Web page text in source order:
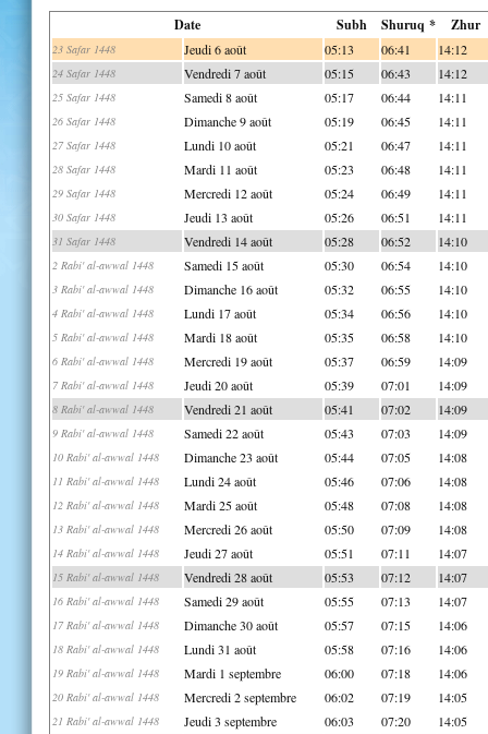
Date Subh Shuruq * Zhur
23 Safar 1448 Jeudi 6 août 05:13 06:41 14:12
24 Safar 1448 Vendredi 7 août 05:15 06:43 14:12
25 Safar 1448 Samedi 8 août 05:17 06:44 14:11
26 Safar 1448 Dimanche 9 août 05:19 06:45 14:11
27 Safar 1448 Lundi 10 août 05:21 06:47 14:11
28 Safar 1448 Mardi 11 août 05:23 06:48 14:11
29 Safar 1448 Mercredi 12 août 05:24 06:49 14:11
30 Safar 1448 Jeudi 13 août 05:26 06:51 14:11
31 Safar 1448 Vendredi 14 août 05:28 06:52 14:10
2 Rabi' al-awwal 1448 Samedi 15 août 05:30 06:54 14:10
3 Rabi' al-awwal 1448 Dimanche 16 août 05:32 06:55 14:10
4 Rabi' al-awwal 1448 Lundi 17 août 05:34 06:56 14:10
5 Rabi' al-awwal 1448 Mardi 18 août 05:35 06:58 14:10
6 Rabi' al-awwal 1448 Mercredi 19 août 05:37 06:59 14:09
7 Rabi' al-awwal 1448 Jeudi 20 août 05:39 07:01 14:09
8 Rabi' al-awwal 1448 Vendredi 21 août 05:41 07:02 14:09
9 Rabi' al-awwal 1448 Samedi 22 août 05:43 07:03 14:09
10 Rabi' al-awwal 1448 Dimanche 23 août 05:44 07:05 14:08
11 Rabi' al-awwal 1448 Lundi 24 août 05:46 07:06 14:08
12 Rabi' al-awwal 1448 Mardi 25 août 05:48 07:08 14:08
13 Rabi' al-awwal 1448 Mercredi 26 août 05:50 07:09 14:08
14 Rabi' al-awwal 1448 Jeudi 27 août 05:51 07:11 14:07
15 Rabi' al-awwal 1448 Vendredi 28 août 05:53 07:12 14:07
16 Rabi' al-awwal 1448 Samedi 29 août 05:55 07:13 14:07
17 Rabi' al-awwal 1448 Dimanche 30 août 05:57 07:15 14:06
18 Rabi' al-awwal 1448 Lundi 31 août 05:58 07:16 14:06
19 Rabi' al-awwal 1448 Mardi 1 septembre 06:00 07:18 14:06
20 Rabi' al-awwal 1448 Mercredi 2 septembre 06:02 07:19 14:05
21 Rabi' al-awwal 1448 Jeudi 3 septembre 06:03 07:20 14:05